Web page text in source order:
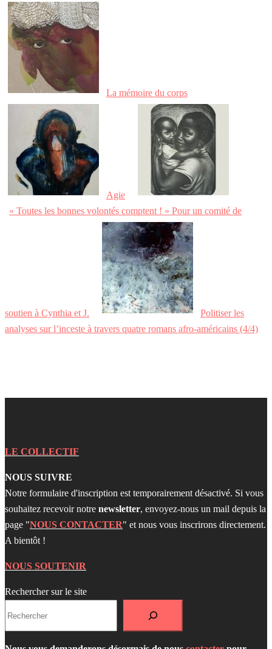
La mémoire du corps
Agie
« Toutes les bonnes volontés comptent ! » Pour un comité de
soutien à Cynthia et J.
Politiser les
analyses sur l’inceste à travers quatre romans afro-américains (4/4)
LE COLLECTIF
NOUS SUIVRE
Notre formulaire d'inscription est temporairement désactivé. Si vous
souhaitez recevoir notre newsletter, envoyez-nous un mail depuis la
page "NOUS CONTACTER" et nous vous inscrirons directement.
A bientôt !
NOUS SOUTENIR
Rechercher sur le site